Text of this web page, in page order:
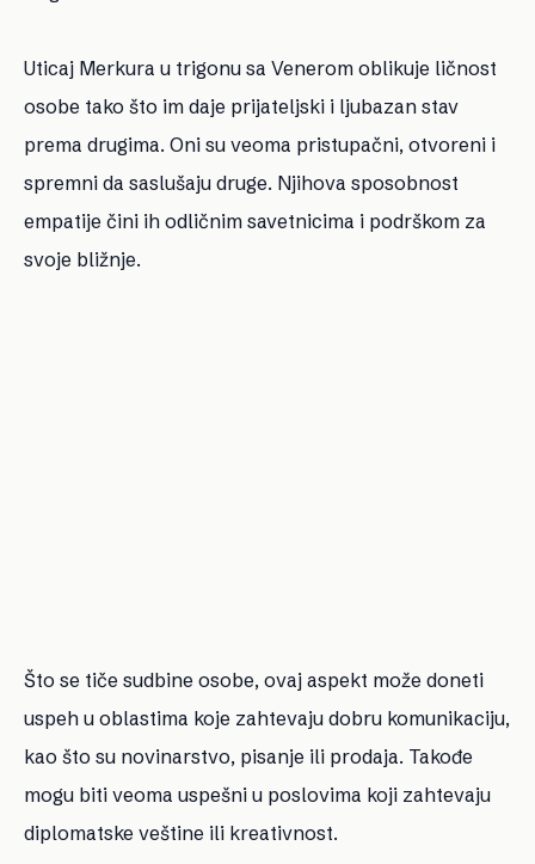
Uticaj Merkura u trigonu sa Venerom oblikuje ličnost
osobe tako što im daje prijateljski i ljubazan stav
prema drugima. Oni su veoma pristupačni, otvoreni i
spremni da saslušaju druge. Njihova sposobnost
empatije čini ih odličnim savetnicima i podrškom za
svoje bližnje.
Što se tiče sudbine osobe, ovaj aspekt može doneti
uspeh u oblastima koje zahtevaju dobru komunikaciju,
kao što su novinarstvo, pisanje ili prodaja. Takođe
mogu biti veoma uspešni u poslovima koji zahtevaju
diplomatske veštine ili kreativnost.